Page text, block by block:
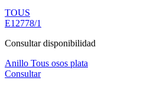
TOUS
E12778/1
Consultar disponibilidad
Anillo Tous osos plata
Consultar